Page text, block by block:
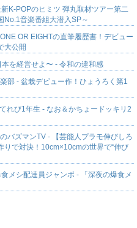
K-POPのヒミツ 弾丸取材ツアー第二
No.1音楽番組大潜入SP～
OR EIGHTの直筆履歴書！デビュー
大公開
を経営せよ〜 - 令和の違和感
部 - 盆栽デビュー作！ひょうろく第1
れび1年生 - なお＆かちょードッキリ2
バズマンTV - 【芸能人プラモ伸びしろ
りで対決！10cm×10cmの世界で“伸び
メシ配達員ジャンボ - 「深夜の爆食メ